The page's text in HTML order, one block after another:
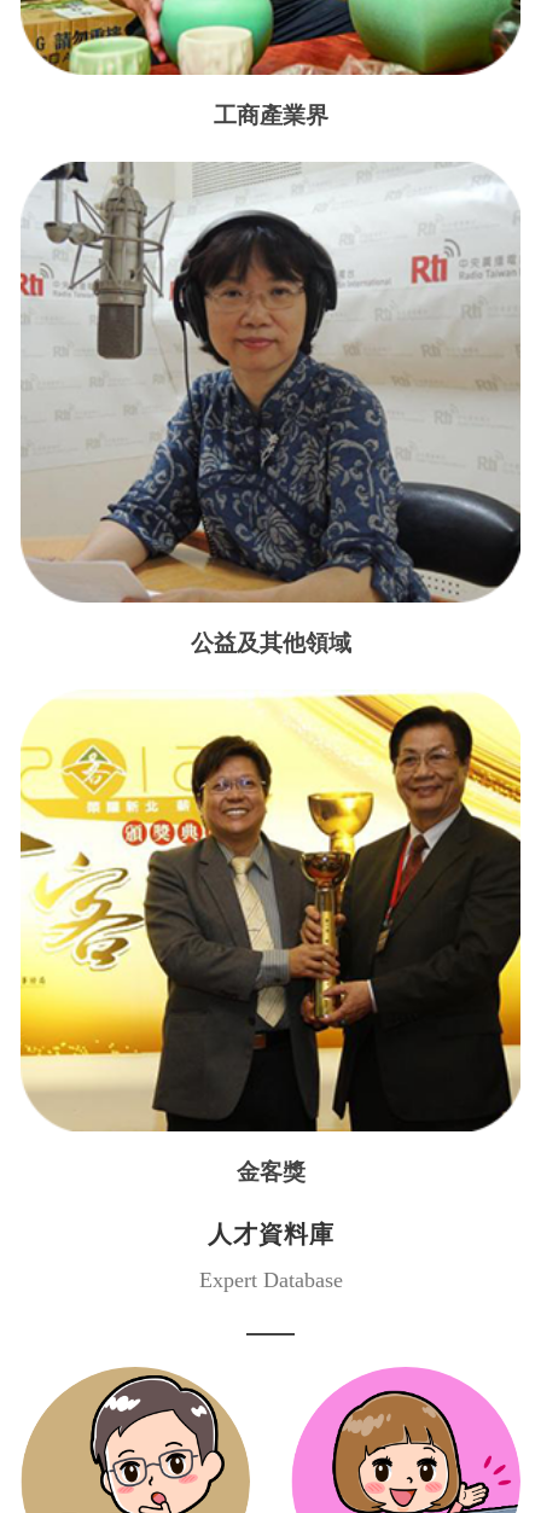
工商產業界
公益及其他領域
金客獎
人才資料庫
Expert Database